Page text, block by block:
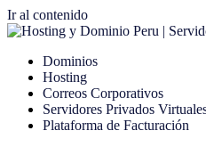
Ir al contenido
Dominios
Hosting
Correos Corporativos
Servidores Privados
Plataforma de Facturación